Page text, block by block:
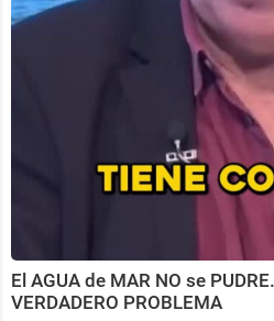
El AGUA de MAR NO se
VERDADERO PROBLEMA